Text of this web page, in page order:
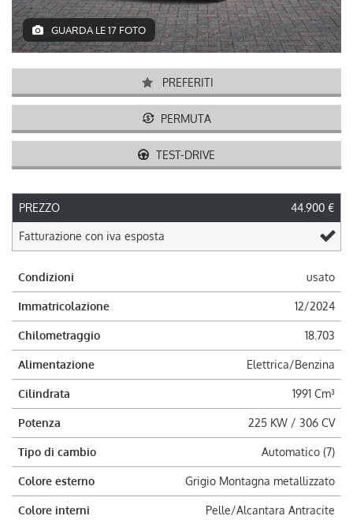
GUARDA LE 17 FOTO
PREFERITI
PERMUTA
TEST-DRIVE
PREZZO 44.900 €
Fatturazione con iva esposta
Condizioni usato
Immatricolazione 12/2024
Chilometraggio 18.703
Alimentazione Elettrica/Benzina
Cilindrata 1991 Cm³
Potenza 225 KW / 306 CV
Tipo di cambio Automatico (7)
Colore esterno Grigio Montagna metallizzato
Colore interni Pelle/Alcantara Antracite